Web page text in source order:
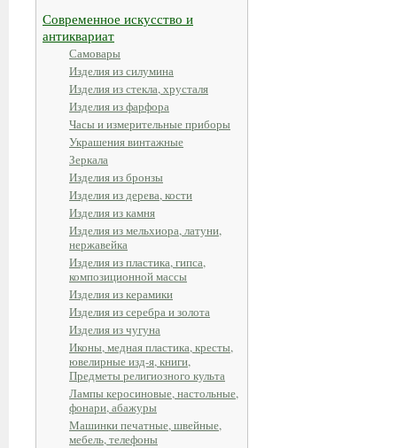
Современное искусство и
антиквариат
Самовары
Изделия из силумина
Изделия из стекла, хрусталя
Изделия из фарфора
Часы и измерительные приборы
Украшения винтажные
Зеркала
Изделия из бронзы
Изделия из дерева, кости
Изделия из камня
Изделия из мельхиора, латуни,
нержавейка
Изделия из пластика, гипса,
композиционной массы
Изделия из керамики
Изделия из серебра и золота
Изделия из чугуна
Иконы, медная пластика, кресты,
ювелирные изд-я, книги,
Предметы религиозного культа
Лампы керосиновые, настольные,
фонари, абажуры
Машинки печатные, швейные,
мебель, телефоны